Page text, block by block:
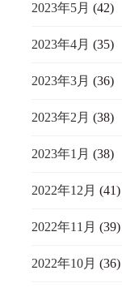
2023年5月 (42)
2023年4月 (35)
2023年3月 (36)
2023年2月 (38)
2023年1月 (38)
2022年12月 (41)
2022年11月 (39)
2022年10月 (36)